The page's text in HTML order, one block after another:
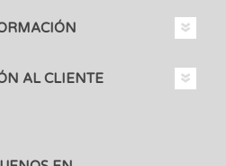
AL CLIENTE